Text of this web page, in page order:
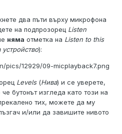
два пъти върху микрофона
на подпрозорец Listen
няма отметка на Listen to this
):
pics/12929/09-micplayback7.png
Levels(Нива) и се уверете,
бутонът изгледа като този на
тих, можете да му
и/или да завишите нивото